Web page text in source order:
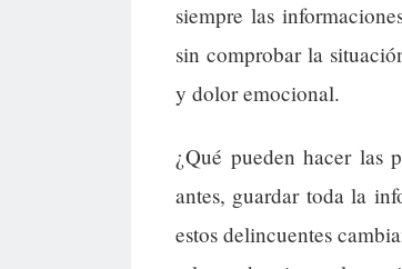
siempre las
sin comprobar la
y dolor emocional.
¿Qué pueden hacer las
antes, guardar toda la
estos delincuentes